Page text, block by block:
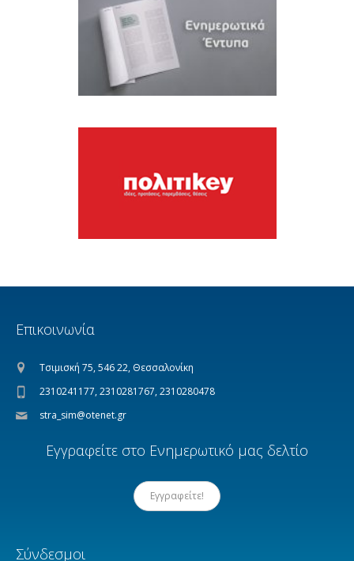
Επικοινωνία
Τσιμισκή 75, 546 22, Θεσσαλονίκη
2310241177, 2310281767, 2310280478
stra_sim@otenet.gr
Εγγραφείτε στο Ενημερωτικό μας δελτίο
Εγγραφείτε!
Σύνδεσμοι